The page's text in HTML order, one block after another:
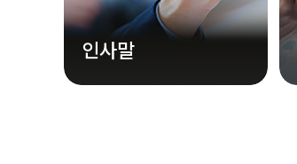
인사말